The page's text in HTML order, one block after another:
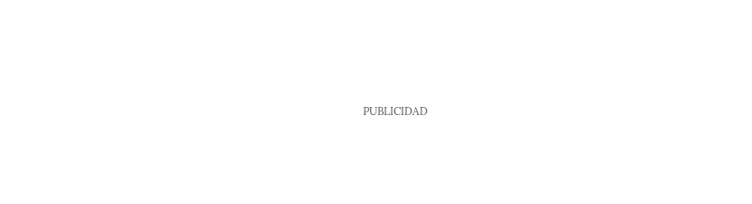
PUBLICIDAD